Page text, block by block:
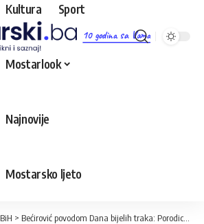
10 godina sa Vama
Kultura Sport
Mostarlook
Najnovije
Mostarsko ljeto
BiH > Bećirović povodom Dana bijelih traka: Porodice ubijenih ne traže osvetu, traže pravdu